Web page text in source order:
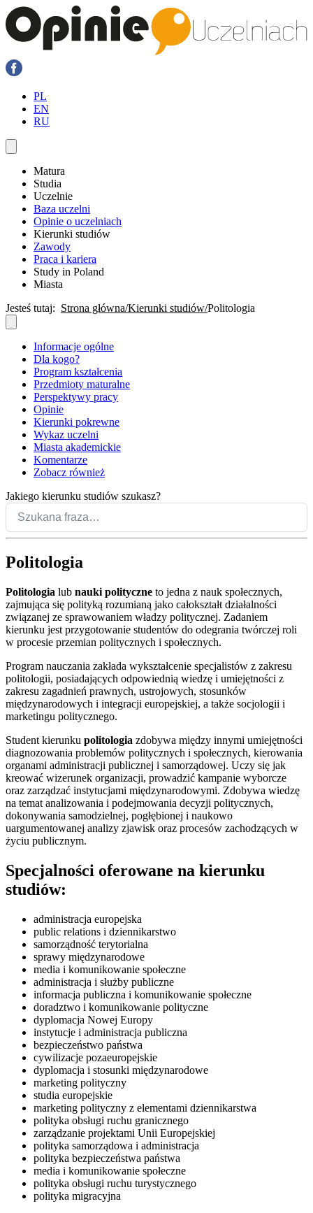
PL
EN
RU
Matura
Studia
Uczelnie
Baza uczelni
Opinie o uczelniach
Kierunki studiów
Zawody
Praca i kariera
Study in Poland
Miasta
Jesteś tutaj: Strona główna Kierunki studiów Politologia
Informacje ogólne
Dla kogo?
Program kształcenia
Przedmioty maturalne
Perspektywy pracy
Opinie
Kierunki pokrewne
Wykaz uczelni
Miasta akademickie
Komentarze
Zobacz również
Jakiego kierunku studiów szukasz?
Politologia
Politologia lub nauki polityczne to jedna z nauk społecznych,
zajmująca się polityką rozumianą jako całokształt działalności
związanej ze sprawowaniem władzy politycznej. Zadaniem
kierunku jest przygotowanie studentów do odegrania twórczej roli
w procesie przemian politycznych i społecznych.
Program nauczania zakłada wykształcenie specjalistów z zakresu
politologii, posiadających odpowiednią wiedzę i umiejętności z
zakresu zagadnień prawnych, ustrojowych, stosunków
międzynarodowych i integracji europejskiej, a także socjologii i
marketingu politycznego.
Student kierunku politologia zdobywa między innymi umiejętności
diagnozowania problemów politycznych i społecznych, kierowania
organami administracji publicznej i samorządowej. Uczy się jak
kreować wizerunek organizacji, prowadzić kampanie wyborcze
oraz zarządzać instytucjami międzynarodowymi. Zdobywa wiedzę
na temat analizowania i podejmowania decyzji politycznych,
dokonywania samodzielnej, pogłębionej i naukowo
uargumentowanej analizy zjawisk oraz procesów zachodzących w
życiu publicznym.
Specjalności oferowane na kierunku
studiów:
administracja europejska
public relations i dziennikarstwo
samorządność terytorialna
sprawy międzynarodowe
media i komunikowanie społeczne
administracja i służby publiczne
informacja publiczna i komunikowanie społeczne
doradztwo i komunikowanie polityczne
dyplomacja Nowej Europy
instytucje i administracja publiczna
bezpieczeństwo państwa
cywilizacje pozaeuropejskie
dyplomacja i stosunki międzynarodowe
marketing polityczny
studia europejskie
marketing polityczny z elementami dziennikarstwa
polityka obsługi ruchu granicznego
zarządzanie projektami Unii Europejskiej
polityka samorządowa i administracja
polityka bezpieczeństwa państwa
media i komunikowanie społeczne
polityka obsługi ruchu turystycznego
polityka migracyjna